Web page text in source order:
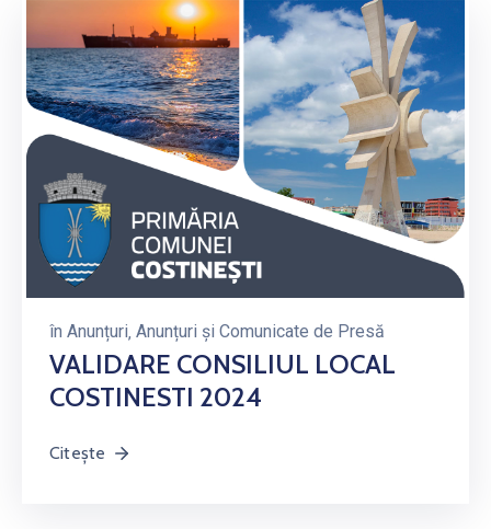
în Anunțuri‚ Anunțuri și Comunicate de Presă
VALIDARE CONSILIUL LOCAL
COSTINESTI 2024
Citește